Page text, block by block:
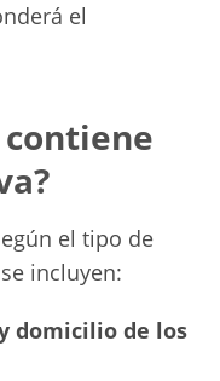
el
el tipo de
incluyen:
domicilio de los